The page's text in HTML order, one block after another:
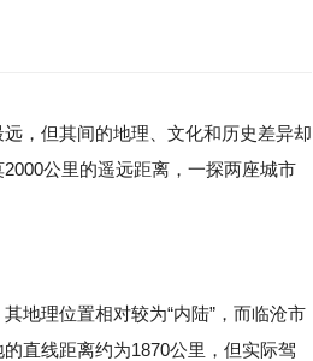
，但其间的地理、文化和历史差异却
公里的遥远距离，一探两座城市
地理位置相对较为“内陆”，而临沧市
直线距离约为1870公里，但实际驾